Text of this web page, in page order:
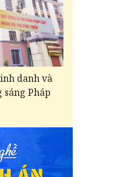
danh và
Pháp